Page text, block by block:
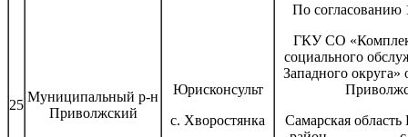
25
Муниципальный р-н
Приволжский
Юрисконсульт
с. Хворостянка
По согласованию
ГКУ СО
социального
Западного округа»
Самарская